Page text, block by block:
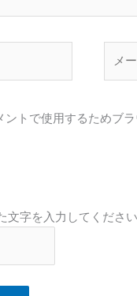
ー
ントで使用するためブ
文字を入力してください